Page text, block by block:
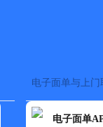
电子面单与上门
电子面单